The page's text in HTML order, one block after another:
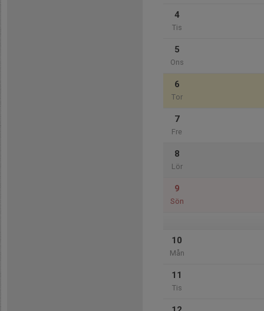
4
Tis
5
Ons
6
Tor
7
Fre
8
Lör
9
Sön
10
Mån
11
Tis